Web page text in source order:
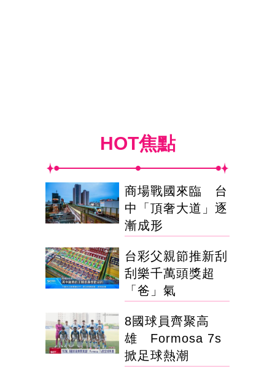
HOT焦點
商場戰國來臨 台
中「頂奢大道」逐
漸成形
台彩父親節推新刮
刮樂千萬頭獎超
「爸」氣
8國球員齊聚高
雄 Formosa 7s
掀足球熱潮